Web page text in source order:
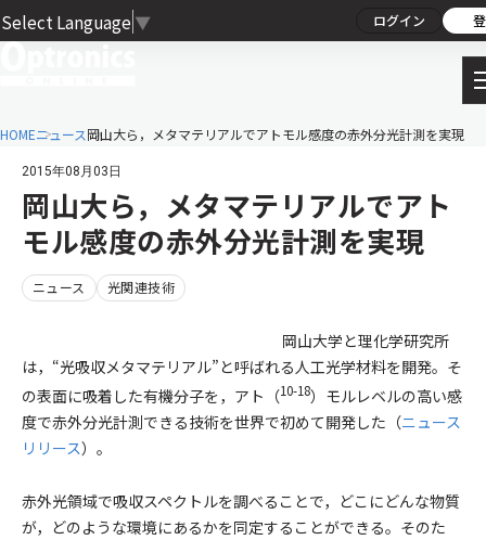
Select Language ▼ ログイン
HOMEニュース岡山大ら，メタマテリアルでアトモル感度の赤外分光計測を実現
2015年08月03日
岡山大ら，メタマテリアルでアト
モル感度の赤外分光計測を実現
ニュース 光関連技術
岡山大学と理化学研究所
は，“光吸収メタマテリアル”と呼ばれる人工光学材料を開発。そ
の表面に吸着した有機分子を，アト（10-18）モルレベルの高い感
度で赤外分光計測できる技術を世界で初めて開発した（ニュース
リリース）。
赤外光領域で吸収スペクトルを調べることで，どこにどんな物質
が，どのような環境にあるかを同定することができる。そのた